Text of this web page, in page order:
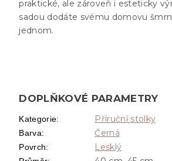
praktické, ale zároveň i esteticky
sadou dodáte svému domovu
jednom.
DOPLŇKOVÉ PARAMETRY
Kategorie: Příruční stolky
Barva: Černá
Povrch: Lesklý